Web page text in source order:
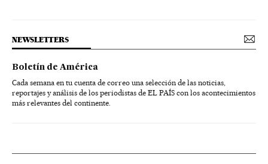
NEWSLETTERS
Boletín de América
Cada semana en tu cuenta de correo una selección de las noticias,
reportajes y análisis de los periodistas de EL PAÍS con los acontecimientos
más relevantes del continente.